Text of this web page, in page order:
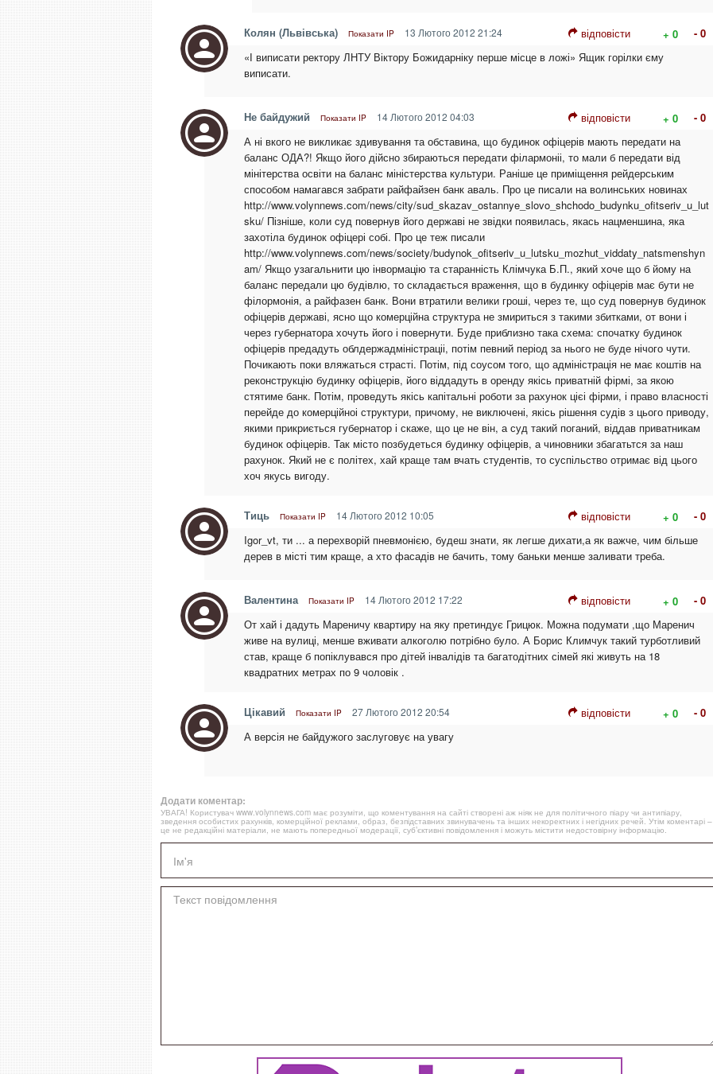
Колян (Львівська) Показати IP 13 Лютого 2012 21:24 відповісти + 0
- 0
«І виписати ректору ЛНТУ Віктору Божидарніку перше місце в ложі» Ящик горілки єму
виписати.
Не байдужий Показати IP 14 Лютого 2012 04:03 відповісти + 0
- 0
А ні вкого не викликає здивування та обставина, що будинок офіцерів мають передати на
баланс ОДА?! Якщо його дійсно збираються передати філармоніі, то мали б передати від
мінітерства освіти на баланс міністерства культури. Раніше це приміщення рейдерським
способом намагався забрати райфайзен банк аваль. Про це писали на волинських новинах
http://www.volynnews.com/news/city/sud_skazav_ostannye_slovo_shchodo_budynku_ofitseriv_u_lut
sku/ Пізніше, коли суд повернув його державі не звідки появилась, якась нацменшина, яка
захотіла будинок офіцері собі. Про це теж писали
http://www.volynnews.com/news/society/budynok_ofitseriv_u_lutsku_mozhut_viddaty_natsmenshyn
am/ Якщо узагальнити цю інвормацію та старанність Клімчука Б.П., який хоче що б йому на
баланс передали цю будівлю, то складається враження, що в будинку офіцерів має бути не
філормонія, а райфазен банк. Вони втратили велики гроші, через те, що суд повернув будинок
офіцерів державі, ясно що комерційна структура не змириться з такими збитками, от вони і
через губернатора хочуть його і повернути. Буде приблизно така схема: спочатку будинок
офіцерів предадуть облдержадміністраціі, потім певний період за нього не буде нічого чути.
Почикають поки вляжаться страсті. Потім, під соусом того, що адміністрація не має коштів на
реконструкцію будинку офіцерів, його віддадуть в оренду якісь приватній фірмі, за якою
стятиме банк. Потім, проведуть якісь капітальні роботи за рахунок цієі фірми, і право власності
перейде до комерційноі структури, причому, не виключені, якісь рішення судів з цього приводу,
якими прикриється губернатор і скаже, що це не він, а суд такий поганий, віддав приватникам
будинок офіцерів. Так місто позбудеться будинку офіцерів, а чиновники збагатьтся за наш
рахунок. Який не є політех, хай краще там вчать студентів, то суспільство отримає від цього
хоч якусь вигоду.
Тиць Показати IP 14 Лютого 2012 10:05 відповісти + 0
- 0
Igor_vt, ти ... а перехворій пневмонією, будеш знати, як легше дихати,а як важче, чим більше
дерев в місті тим краще, а хто фасадів не бачить, тому баньки менше заливати треба.
Валентина Показати IP 14 Лютого 2012 17:22 відповісти + 0
- 0
От хай і дадуть Мареничу квартиру на яку претиндує Грицюк. Можна подумати ,що Маренич
живе на вулиці, менше вживати алкоголю потрібно було. А Борис Климчук такий турботливий
став, краще б попіклувався про дітей інвалідів та багатодітних сімей які живуть на 18
квадратних метрах по 9 чоловік .
Цікавий Показати IP 27 Лютого 2012 20:54 відповісти + 0
- 0
А версія не байдужого заслуговує на увагу
Додати коментар:
УВАГА! Користувач www.volynnews.com має розуміти, що коментування на сайті створені аж ніяк не для політичного піару чи антипіару,
зведення особистих рахунків, комерційної реклами, образ, безпідставних звинувачень та інших некоректних і негідних речей. Утім коментарі –
це не редакційні матеріали, не мають попередньої модерації, суб’єктивні повідомлення і можуть містити недостовірну інформацію.